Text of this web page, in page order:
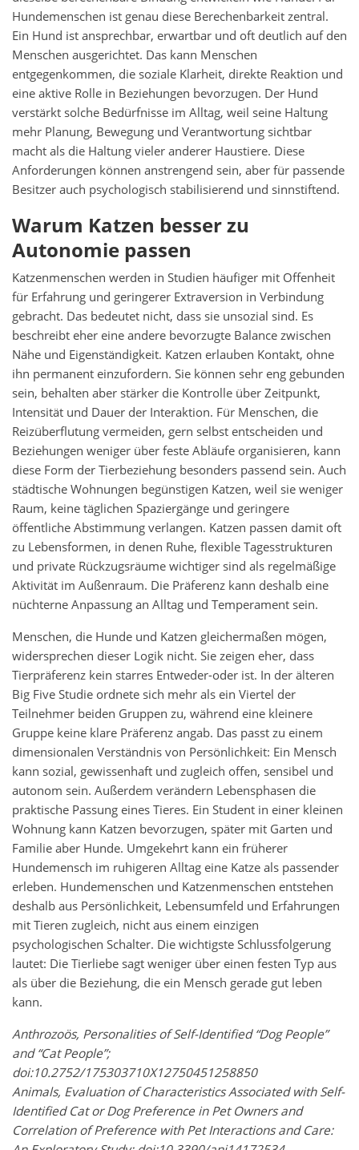
Hundemenschen ist genau diese Berechenbarkeit zentral.
Ein Hund ist ansprechbar, erwartbar und oft deutlich auf den
Menschen ausgerichtet. Das kann Menschen
entgegenkommen, die soziale Klarheit, direkte Reaktion und
eine aktive Rolle in Beziehungen bevorzugen. Der Hund
verstärkt solche Bedürfnisse im Alltag, weil seine Haltung
mehr Planung, Bewegung und Verantwortung sichtbar
macht als die Haltung vieler anderer Haustiere. Diese
Anforderungen können anstrengend sein, aber für passende
Besitzer auch psychologisch stabilisierend und sinnstiftend.
Warum Katzen besser zu
Autonomie passen
Katzenmenschen werden in Studien häufiger mit Offenheit
für Erfahrung und geringerer Extraversion in Verbindung
gebracht. Das bedeutet nicht, dass sie unsozial sind. Es
beschreibt eher eine andere bevorzugte Balance zwischen
Nähe und Eigenständigkeit. Katzen erlauben Kontakt, ohne
ihn permanent einzufordern. Sie können sehr eng gebunden
sein, behalten aber stärker die Kontrolle über Zeitpunkt,
Intensität und Dauer der Interaktion. Für Menschen, die
Reizüberflutung vermeiden, gern selbst entscheiden und
Beziehungen weniger über feste Abläufe organisieren, kann
diese Form der Tierbeziehung besonders passend sein. Auch
städtische Wohnungen begünstigen Katzen, weil sie weniger
Raum, keine täglichen Spaziergänge und geringere
öffentliche Abstimmung verlangen. Katzen passen damit oft
zu Lebensformen, in denen Ruhe, flexible Tagesstrukturen
und private Rückzugsräume wichtiger sind als regelmäßige
Aktivität im Außenraum. Die Präferenz kann deshalb eine
nüchterne Anpassung an Alltag und Temperament sein.
Menschen, die Hunde und Katzen gleichermaßen mögen,
widersprechen dieser Logik nicht. Sie zeigen eher, dass
Tierpräferenz kein starres Entweder-oder ist. In der älteren
Big Five Studie ordnete sich mehr als ein Viertel der
Teilnehmer beiden Gruppen zu, während eine kleinere
Gruppe keine klare Präferenz angab. Das passt zu einem
dimensionalen Verständnis von Persönlichkeit: Ein Mensch
kann sozial, gewissenhaft und zugleich offen, sensibel und
autonom sein. Außerdem verändern Lebensphasen die
praktische Passung eines Tieres. Ein Student in einer kleinen
Wohnung kann Katzen bevorzugen, später mit Garten und
Familie aber Hunde. Umgekehrt kann ein früherer
Hundemensch im ruhigeren Alltag eine Katze als passender
erleben. Hundemenschen und Katzenmenschen entstehen
deshalb aus Persönlichkeit, Lebensumfeld und Erfahrungen
mit Tieren zugleich, nicht aus einem einzigen
psychologischen Schalter. Die wichtigste Schlussfolgerung
lautet: Die Tierliebe sagt weniger über einen festen Typ aus
als über die Beziehung, die ein Mensch gerade gut leben
kann.
Anthrozoös, Personalities of Self-Identified “Dog People”
and “Cat People”;
doi:10.2752/175303710X12750451258850
Animals, Evaluation of Characteristics Associated with Self-
Identified Cat or Dog Preference in Pet Owners and
Correlation of Preference with Pet Interactions and Care: